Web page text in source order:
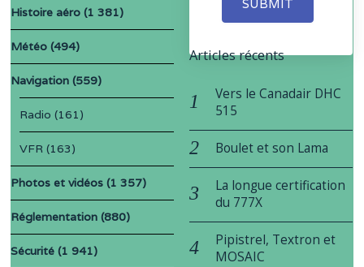
SUBMIT
Histoire aéro (1 381)
Météo (494)
Navigation (559)
Radio (161)
VFR (163)
Photos et vidéos (1 357)
Réglementation (880)
Sécurité (1 941)
Articles récents
Vers le Canadair DHC
515
Boulet et son Lama
La longue certification
du 777X
Pipistrel, Textron et
MOSAIC